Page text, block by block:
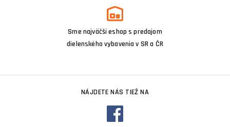
Sme najväčší eshop s predajom
dielenského vybavenia v SR a ČR
NÁJDETE NÁS TIEŽ NA